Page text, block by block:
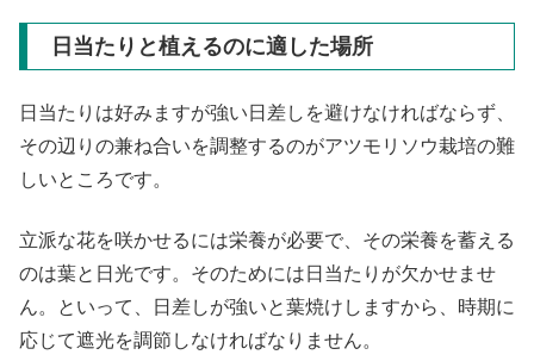
日当たりと植えるのに適した場所
日当たりは好みますが強い日差しを避けなければならず、
その辺りの兼ね合いを調整するのがアツモリソウ栽培の難
しいところです。
立派な花を咲かせるには栄養が必要で、その栄養を蓄える
のは葉と日光です。そのためには日当たりが欠かせませ
ん。といって、日差しが強いと葉焼けしますから、時期に
応じて遮光を調節しなければなりません。